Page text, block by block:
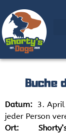
Buche
Datum: 3. April
jeder Person
Ort: